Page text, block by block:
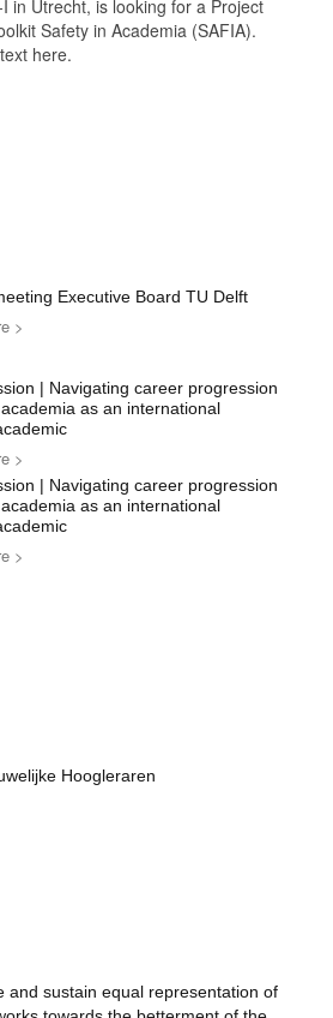
in Utrecht, is looking for a Project
Safety in Academia (SAFIA).
here.
Executive Board TU Delft
>
| Navigating career progression
as an international
>
| Navigating career progression
as an international
>
Hoogleraren
and sustain equal representation of